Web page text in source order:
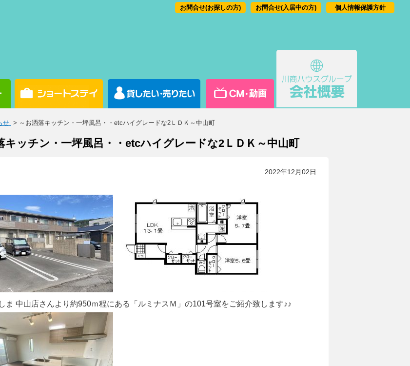
個人情報保護方針
お問合せ(入居中の方)
お問合せ(お探しの方)
せ > ～お洒落キッチン・一坪風呂・・etcハイグレードな2ＬＤＫ～中山町
キッチン・一坪風呂・・etcハイグレードな2ＬＤＫ～中山町
2022年12月02日
ま 中山店さんより約950ｍ程にある「ルミナスＭ」の101号室をご紹介致します♪♪